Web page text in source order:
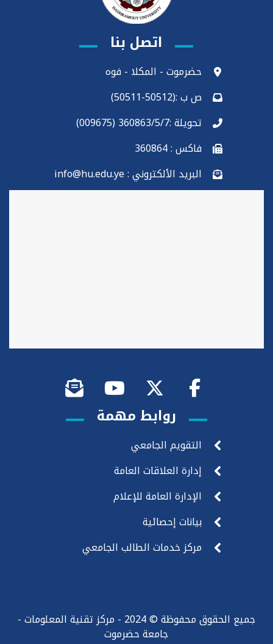
اتصل بنا
حضرموت - المكلا - فوه
ص ب :(50512-50511)
تحويلة :360863/5/7 (009675)
فاكس : 360864
البريد الألكتروني : info@hu.edu.ye
روابط مهمة
التقويم الجامعي
إدارة العلاقات العامة
الإدارة العامة للإعلام
بيانات إحصائية
مركز خدمات الطالب الجامعي
جميع الحقوق محفوظة © 2024 - مركز تقنية المعلومات -
جامعة حضرموت